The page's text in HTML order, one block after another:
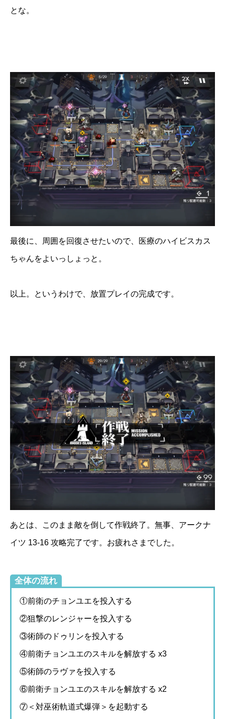
とな。
最後に、周囲を回復させたいので、医療のハイビスカス
ちゃんをよいっしょっと。
以上。というわけで、放置プレイの完成です。
あとは、このまま敵を倒して作戦終了。無事、アークナ
イツ 13-16 攻略完了です。お疲れさまでした。
全体の流れ
①前衛のチョンユエを投入する
②狙撃のレンジャーを投入する
③術師のドゥリンを投入する
④前衛チョンユエのスキルを解放する x3
⑤術師のラヴァを投入する
⑥前衛チョンユエのスキルを解放する x2
⑦＜対巫術軌道式爆弾＞を起動する